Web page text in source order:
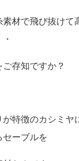
材で飛び抜けて
ご存知ですか？
特徴のカシミヤ
セーブルを